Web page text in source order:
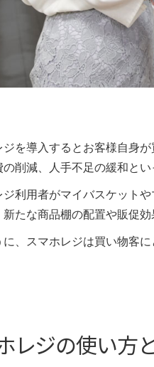
ジを導入するとお客様自身
の削減、人手不足の緩和と
ジ利用者がマイバスケット
新たな商品棚の配置や販促
に、スマホレジは買い物客
レジの使い方